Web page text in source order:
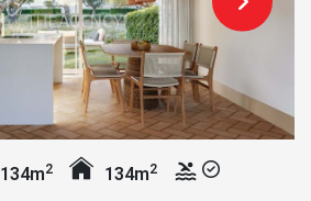
134m2 134m2